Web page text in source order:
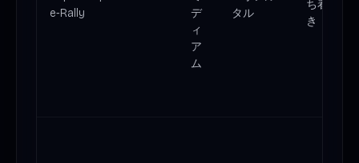
e‑Rally
デ
ィ
ア
ム
タル
ち着
き